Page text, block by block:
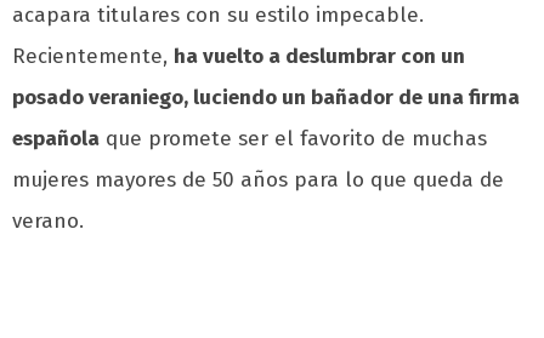
acapara titulares con su estilo impecable.
Recientemente, ha vuelto a deslumbrar con un
posado veraniego, luciendo un bañador de una firma
española que promete ser el favorito de muchas
mujeres mayores de 50 años para lo que queda de
verano.